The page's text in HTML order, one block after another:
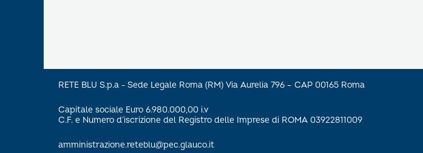
RETE BLU S.p.a - Sede Legale Roma (RM) Via Aurelia 796 – CAP 00165 Roma
Capitale sociale Euro 6.980.000,00 i.v
C.F. e Numero d’iscrizione del Registro delle Imprese di ROMA 03922811009
amministrazione.reteblu@pec.glauco.it